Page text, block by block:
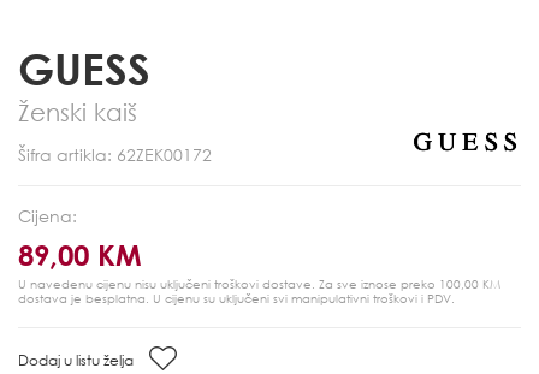
GUESS
Ženski kaiš
Šifra artikla: 62ZEK00172
Cijena:
89,00 KM
U navedenu cijenu nisu uključeni troškovi dostave. Za sve iznose preko 100,00 KM
dostava je besplatna. U cijenu su uključeni svi manipulativni troškovi i PDV.
Dodaj u listu želja